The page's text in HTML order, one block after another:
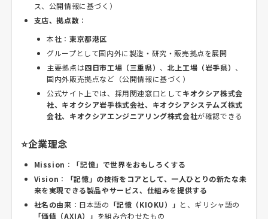
ス、公開情報に基づく）
支店、拠点数 ：
本社： 東京都港区
グループとして国内外に製造・研究・販売拠点を展開
主要拠点は四日市工場（三重県） 、 北上工場（岩手県） 、
国内外販売拠点など（公開情報に基づく）
公式サイト上では、採用関連窓口としてキオクシア株式会
社、キオクシア岩手株式会社、キオクシアシステムズ株式
会社、キオクシアエンジニアリング株式会社が確認できる
⭐企業理念
Mission ：
「記憶」で世界をおもしろくする
Vision ：
「記憶」の技術をコアとして、一人ひとりの新たな未
来を実現できる製品やサービス、仕組みを提供する
社名の由来 ：日本語の 「記憶（KIOKU）」 と、ギリシャ語の
「価値（AXIA）」 を組み合わせたもの